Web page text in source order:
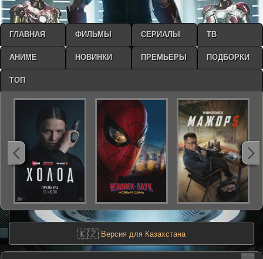
🇰🇿 Версия для Казахстана
ГЛАВНАЯ ФИЛЬМЫ СЕРИАЛЫ ТВ
АНИМЕ НОВИНКИ ПРЕМЬЕРЫ ПОДБОРКИ
ТОП